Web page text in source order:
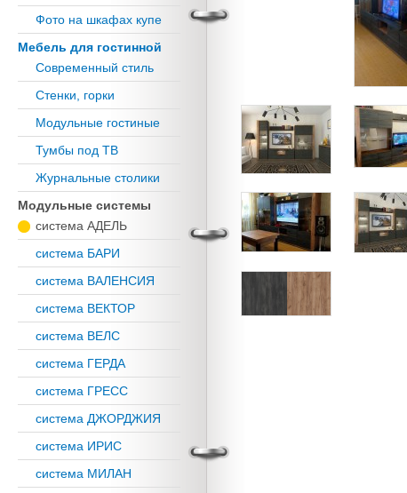
Фото на шкафах купе
Мебель для гостинной
Современный стиль
Стенки, горки
Модульные гостиные
Тумбы под ТВ
Журнальные столики
Модульные системы
система АДЕЛЬ
система БАРИ
система ВАЛЕНСИЯ
система ВЕКТОР
система ВЕЛС
система ГЕРДА
система ГРЕСС
система ДЖОРДЖИЯ
система ИРИС
система МИЛАН